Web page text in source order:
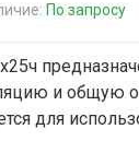
По запросу
и общую
для